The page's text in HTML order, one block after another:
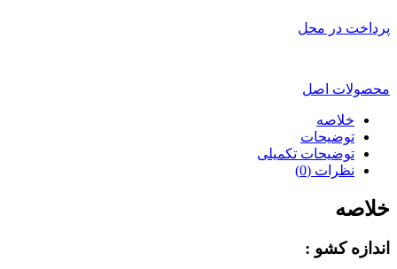
پرداخت در محل
محصولات اصل
خلاصه
توضیحات
توضیحات تکمیلی
نظرات (0)
خلاصه
اندازه کشو :